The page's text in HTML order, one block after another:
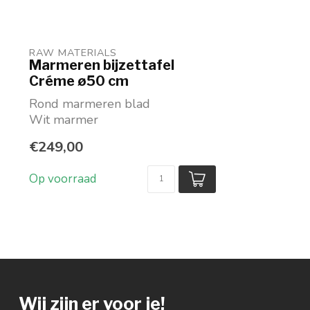
RAW MATERIALS
Marmeren bijzettafel
Créme ø50 cm
Rond marmeren blad
Wit marmer
mangohout
€249,00
Op voorraad
Wij zijn er voor je!